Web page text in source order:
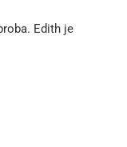
Edith je